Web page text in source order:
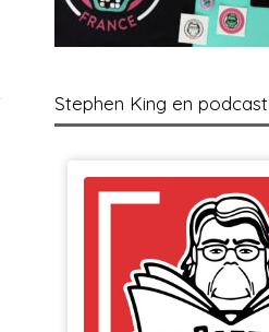
Stephen King en podcast